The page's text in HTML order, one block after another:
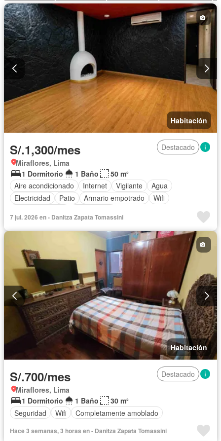
Habitación
S/.1,300/mes
Destacado
Miraflores, Lima
1 Dormitorio
1 Baño
50 m²
Aire acondicionado
Internet Vigilante
Agua
Electricidad
Patio Armario empotrado
Wifi
7 jul. 2026 en - Danitza Zapata Tomassini
Habitación
S/.700/mes
Destacado
Miraflores, Lima
1 Dormitorio
1 Baño
30 m²
Seguridad
Wifi Completamente amoblado
Hace 3 semanas, 3 horas en - Danitza Zapata Tomassini